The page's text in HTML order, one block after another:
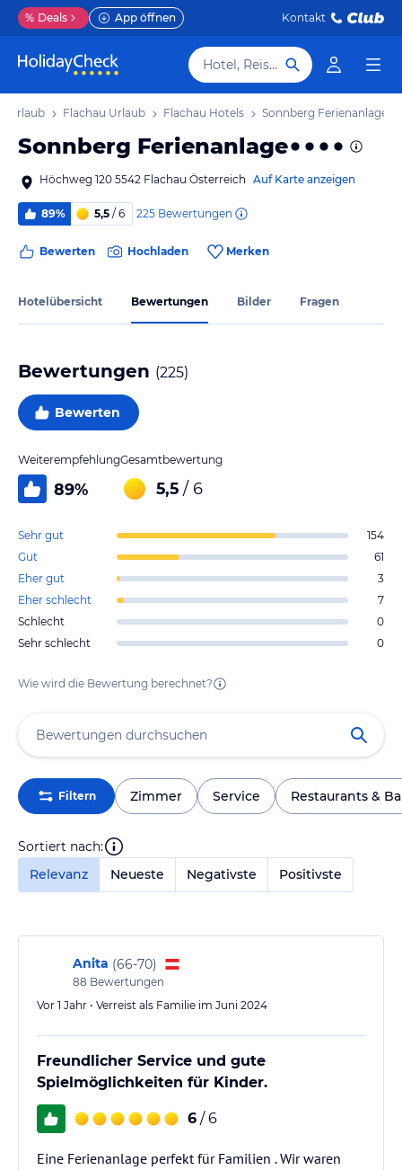
% Deals App öffnen Kontakt
Hotel, Reiseziel
Urlaub Flachau Urlaub Flachau Hotels Sonnberg Ferienanlage
Sonnberg Ferienanlage
Höchweg 120 5542 Flachau Österreich Auf Karte anzeigen
89% 5,5 / 6 225 Bewertungen
Bewerten Hochladen Merken
Hotelübersicht Bewertungen Bilder Fragen
Bewertungen (225)
Bewerten
Weiterempfehlung
89%
Gesamtbewertung
5,5 / 6
Sehr gut
154
Gut
61
Eher gut
3
Eher schlecht
7
Schlecht
0
Sehr schlecht
0
Wie wird die Bewertung berechnet?
Filtern Zimmer Service Restaurants &
Sortiert nach:
Relevanz
Neueste Negativste Positivste
Anita (66-70)
88 Bewertungen
Vor 1 Jahr • Verreist als Familie im Juni 2024
Freundlicher Service und gute
Spielmöglichkeiten für Kinder.
6 / 6
Eine Ferienanlage perfekt für Familien . Wir waren